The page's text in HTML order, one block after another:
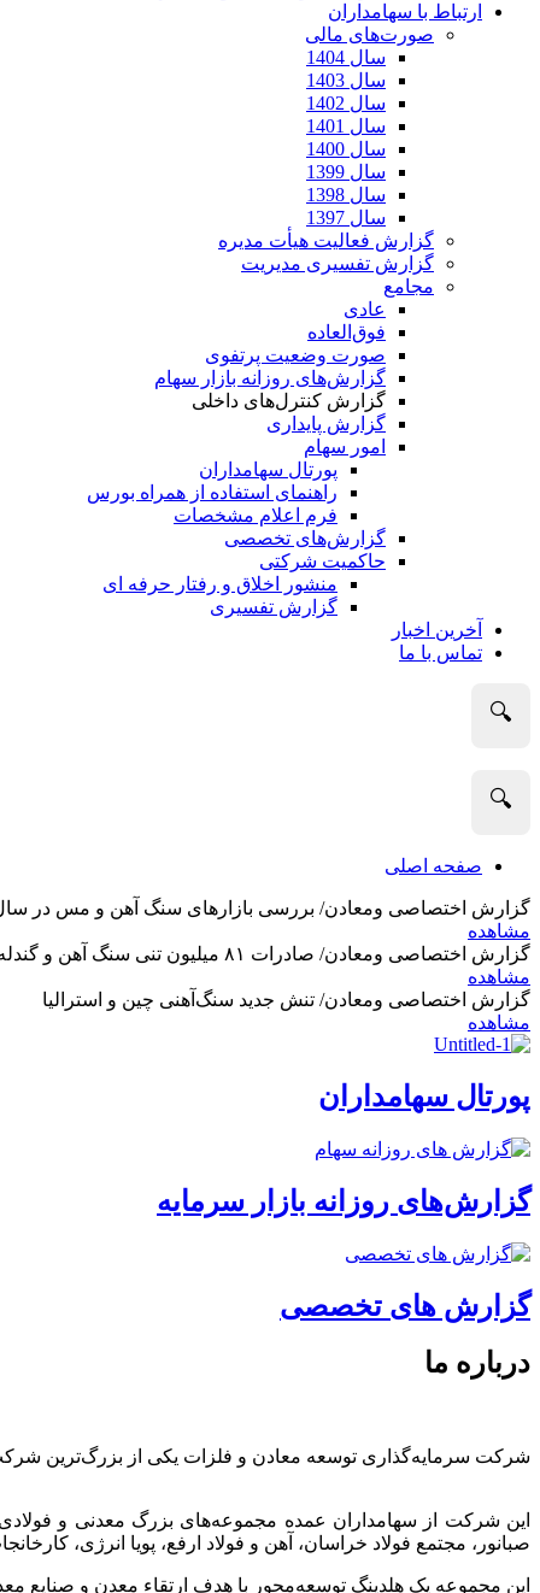
ارتباط با سهامداران
صورت‌های مالی
سال 1404
سال 1403
سال 1402
سال 1401
سال 1400
سال 1399
سال 1398
سال 1397
گزارش فعالیت هیأت مدیره
گزارش تفسیری مدیریت
مجامع
عادی
فوق‌العاده
صورت وضعیت پرتفوی
گزارش‌های روزانه بازار سهام
گزارش کنترل‌های داخلی
گزارش پایداری
امور سهام
پورتال سهامداران
راهنمای استفاده از همراه بورس
فرم اعلام مشخصات
گزارش‌های تخصصی
حاکمیت شرکتی
منشور اخلاق و رفتار حرفه­ ای
گزارش تفسیری
آخرین اخبار
تماس با ما
🔍
🔍
صفحه اصلی
گزارش اختصاصی ومعادن/ بررسی بازارهای سنگ آهن و مس در سال 2025 و نگاه تحلیلگران به
مشاهده
گزارش اختصاصی ومعادن/ صادرات ۸۱ میلیون تنی سنگ آهن و گندله استرالیا در ماه گذشته
مشاهده
گزارش اختصاصی ومعادن/ تنش جدید سنگ‌آهنی چین و استرالیا
مشاهده
پورتال سهامداران
گزارش‌های روزانه بازار سرمایه
گزارش های تخصصی
درباره ما
شرکت سرمایه‌گذاری توسعه معادن و فلزات یکی از بزرگ‌ترین
این شرکت از سهامداران عمده مجموعه‌های بزرگ معدنی و
صبانور، مجتمع فولاد خراسان، آهن و فولاد ارفع، پویا انرژی،
این مجموعه یک هلدینگ توسعه‌محور با هدف ارتقاء معدن و صنایع